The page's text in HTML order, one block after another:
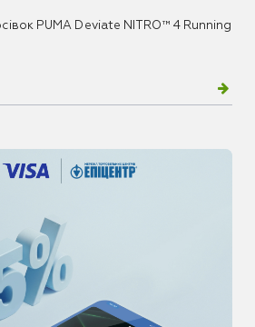
PUMA Deviate NITRO™ 4 Running